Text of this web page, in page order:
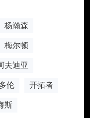
杨瀚森
梅尔顿
夫迪亚
伦 开拓者
斯